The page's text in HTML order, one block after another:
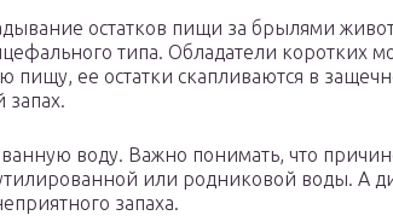
остатков пищи за брылями
типа. Обладатели коротких
пищу, ее остатки скапливаются в
запах.
воду. Важно понимать, что
или родниковой воды. А
запаха.